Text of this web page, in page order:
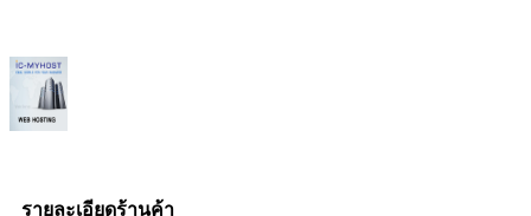
รายละเอียดร้านค้า